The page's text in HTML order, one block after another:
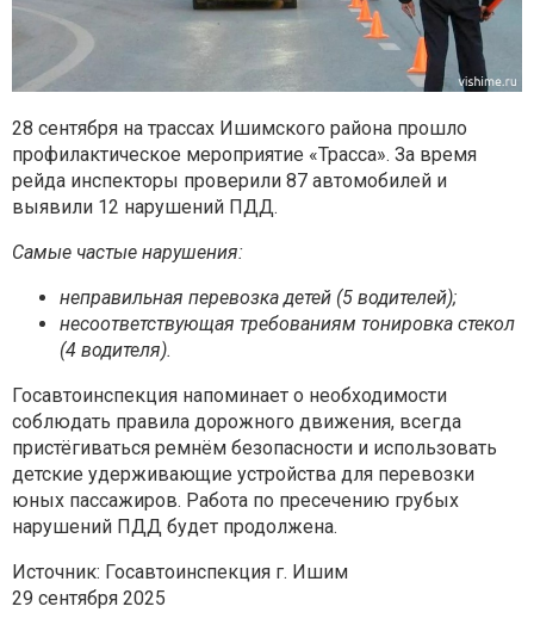
28 сентября на трассах Ишимского района прошло
профилактическое мероприятие «Трасса». За время
рейда инспекторы проверили 87 автомобилей и
выявили 12 нарушений ПДД.
Самые частые нарушения:
неправильная перевозка детей (5 водителей);
несоответствующая требованиям тонировка стекол
(4 водителя).
Госавтоинспекция напоминает о необходимости
соблюдать правила дорожного движения, всегда
пристёгиваться ремнём безопасности и использовать
детские удерживающие устройства для перевозки
юных пассажиров. Работа по пресечению грубых
нарушений ПДД будет продолжена.
Источник: Госавтоинспекция г. Ишим
29 сентября 2025